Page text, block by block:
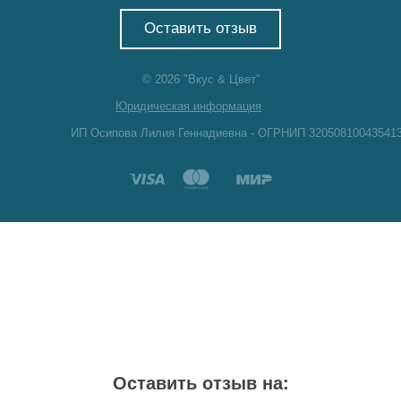
© 2026 "Вкус & Цвет"
Юридическая информация
ИП Осипова Лилия Геннадиевна - ОГРНИП
Оставить отзыв
Оставить отзыв на: